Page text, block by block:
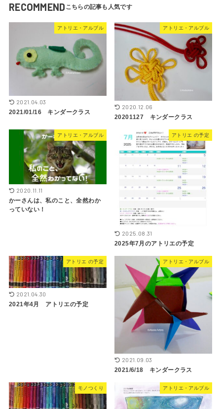
RECOMMEND
アトリエ・アルブル
2021.04.03
2021/01/16 キンダークラス
アトリエ・アルブル
2020.12.06
20201127 キンダークラス
アトリエ・アルブル
2020.11.11
かーさんは、私のこと、全然わか
っていない！
アトリエ の予定
2025.08.31
2025年7月のアトリエの予定
アトリエ の予定
2021.04.30
2021年4月 アトリエの予定
アトリエ・アルブル
2021.09.03
2021/6/18 キンダークラス
モノつくり アトリエ・アルブル